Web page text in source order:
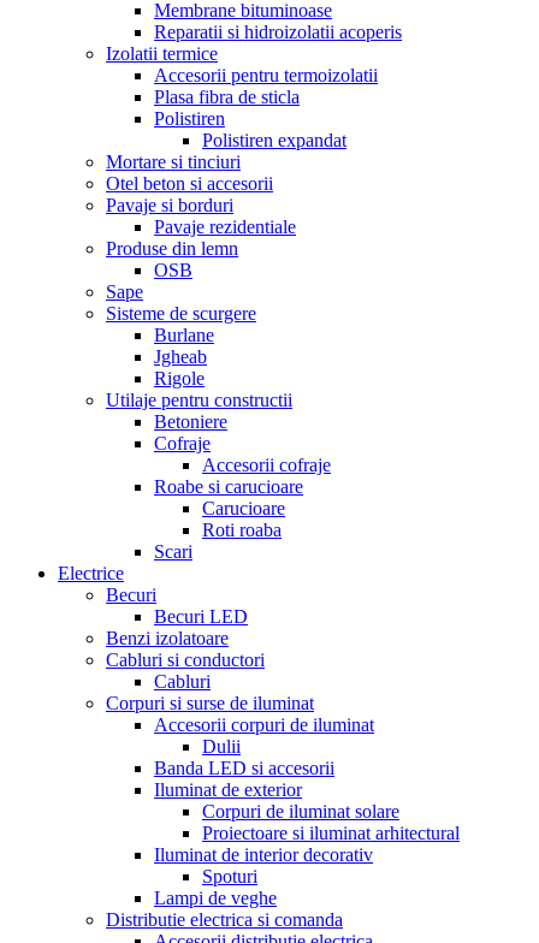
Membrane bituminoase
Reparatii si hidroizolatii acoperis
Izolatii termice
Accesorii pentru termoizolatii
Plasa fibra de sticla
Polistiren
Polistiren expandat
Mortare si tinciuri
Otel beton si accesorii
Pavaje si borduri
Pavaje rezidentiale
Produse din lemn
OSB
Sape
Sisteme de scurgere
Burlane
Jgheab
Rigole
Utilaje pentru constructii
Betoniere
Cofraje
Accesorii cofraje
Roabe si carucioare
Carucioare
Roti roaba
Scari
Electrice
Becuri
Becuri LED
Benzi izolatoare
Cabluri si conductori
Cabluri
Corpuri si surse de iluminat
Accesorii corpuri de iluminat
Dulii
Banda LED si accesorii
Iluminat de exterior
Corpuri de iluminat solare
Proiectoare si iluminat arhitectural
Iluminat de interior decorativ
Spoturi
Lampi de veghe
Distributie electrica si comanda